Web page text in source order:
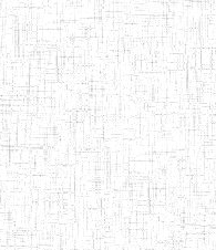
2 3 4 5
6